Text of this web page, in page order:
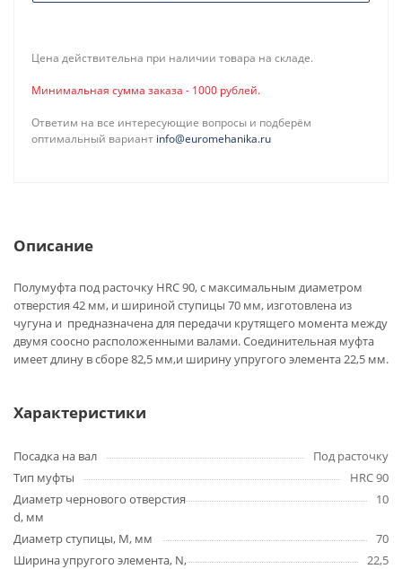
Цена действительна при наличии товара на складе.
Минимальная сумма заказа - 1000 рублей.
Ответим на все интересующие вопросы и подберём
оптимальный вариант info@euromehanika.ru
Описание
Полумуфта под расточку HRC 90, с максимальным диаметром
отверстия 42 мм, и шириной ступицы 70 мм, изготовлена из
чугуна и предназначена для передачи крутящего момента между
двумя соосно расположенными валами. Соединительная муфта
имеет длину в сборе 82,5 мм,и ширину упругого элемента 22,5 мм.
Характеристики
Посадка на вал
Под расточку
Тип муфты
HRC 90
Диаметр чернового отверстия
d, мм
10
Диаметр ступицы, М, мм
70
Ширина упругого элемента, N,
22,5